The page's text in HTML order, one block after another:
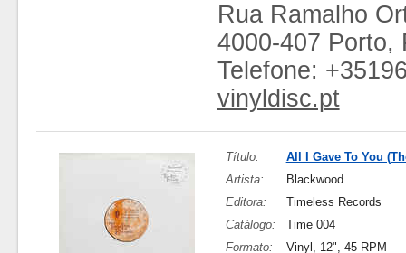
Rua Ramalho
4000-407 Porto,
Telefone:
vinyldisc.pt
Título:
All I Gave To You
Artista:
Blackwood
Editora:
Timeless Records
Catálogo:
Time 004
Formato:
Vinyl, 12", 45 RPM